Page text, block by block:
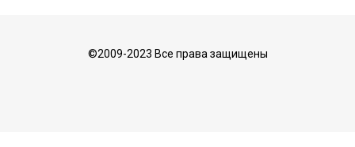
©2009-2023 Все права защищены